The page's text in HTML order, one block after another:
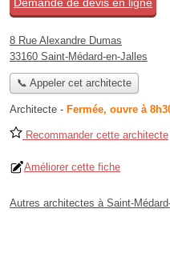
8 Rue Alexandre Dumas
33160 Saint-Médard-en-Jalles
📞 Appeler cet architecte
Architecte - Fermée, ouvre à
Recommander cette architecte
Améliorer cette fiche
Autres architectes à Saint-